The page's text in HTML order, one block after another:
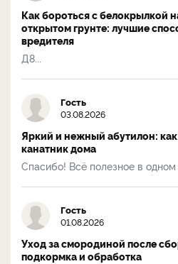
Как бороться с белокрылкой
открытом грунте: лучшие
вредителя
Д8...
Гость
03.08.2026
Яркий и нежный абутилон:
канатник дома
Спасибо! Всё полезное в одном
Гость
01.08.2026
Уход за смородиной после
подкормка и обработка